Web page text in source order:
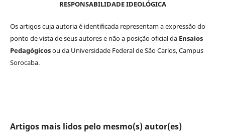
RESPONSABILIDADE IDEOLÓGICA
Os artigos cuja autoria é identificada representam a expressão do
ponto de vista de seus autores e não a posição oficial da Ensaios
Pedagógicosou da Universidade Federal de São Carlos, Campus
Sorocaba.
Artigos mais lidos pelo mesmo(s) autor(es)